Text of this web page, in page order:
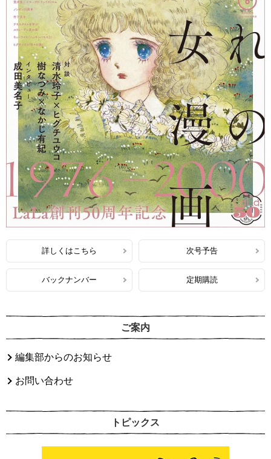
詳しくはこちら 次号予告
バックナンバー 定期購読
ご案内
編集部からのお知らせ
お問い合わせ
トピックス